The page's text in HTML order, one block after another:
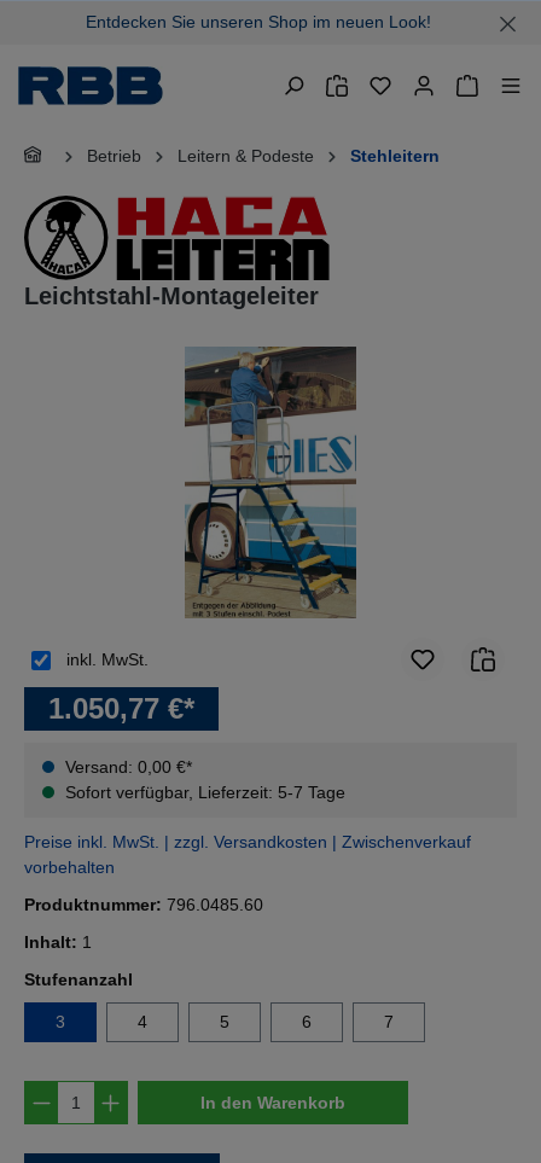
springenEntdecken Sie unseren Shop im neuen Look!
Betrieb Leitern & Podeste Stehleitern
Leichtstahl-Montageleiter
Bildergalerie überspringen
1.050,77 €*
Versand: 0,00 €*
Sofort verfügbar, Lieferzeit: 5-7 Tage
inkl. MwSt.
Preise inkl. MwSt. | zzgl. Versandkosten | Zwischenverkauf
vorbehalten
Produktnummer: 796.0485.60
Inhalt: 1
Stufenanzahl
3 4 5 6 7
Produkt Anzahl: Gib den gewünschten
In den Warenkorb